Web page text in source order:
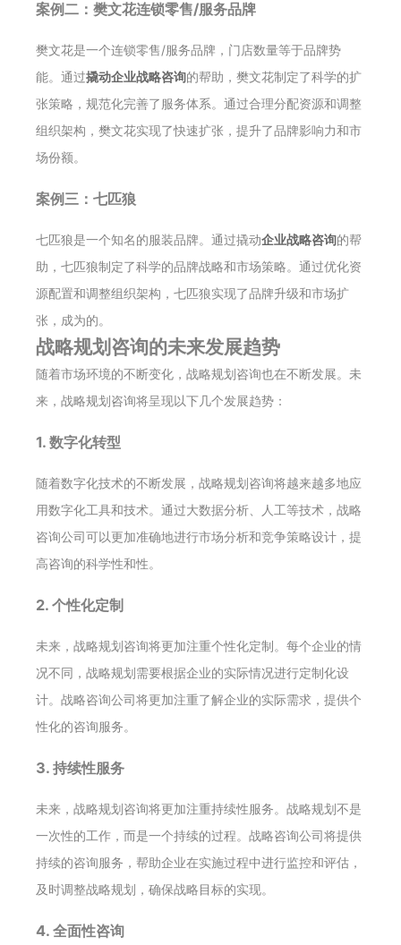
案例二：樊文花连锁零售/服务品牌
樊文花是一个连锁零售/服务品牌，门店数量等于品牌势
能。通过撬动企业战略咨询的帮助，樊文花制定了科学的扩
张策略，规范化完善了服务体系。通过合理分配资源和调整
组织架构，樊文花实现了快速扩张，提升了品牌影响力和市
场份额。
案例三：七匹狼
七匹狼是一个知名的服装品牌。通过撬动企业战略咨询的帮
助，七匹狼制定了科学的品牌战略和市场策略。通过优化资
源配置和调整组织架构，七匹狼实现了品牌升级和市场扩
张，成为的。
战略规划咨询的未来发展趋势
随着市场环境的不断变化，战略规划咨询也在不断发展。未
来，战略规划咨询将呈现以下几个发展趋势：
1. 数字化转型
随着数字化技术的不断发展，战略规划咨询将越来越多地应
用数字化工具和技术。通过大数据分析、人工等技术，战略
咨询公司可以更加准确地进行市场分析和竞争策略设计，提
高咨询的科学性和性。
2. 个性化定制
未来，战略规划咨询将更加注重个性化定制。每个企业的情
况不同，战略规划需要根据企业的实际情况进行定制化设
计。战略咨询公司将更加注重了解企业的实际需求，提供个
性化的咨询服务。
3. 持续性服务
未来，战略规划咨询将更加注重持续性服务。战略规划不是
一次性的工作，而是一个持续的过程。战略咨询公司将提供
持续的咨询服务，帮助企业在实施过程中进行监控和评估，
及时调整战略规划，确保战略目标的实现。
4. 全面性咨询